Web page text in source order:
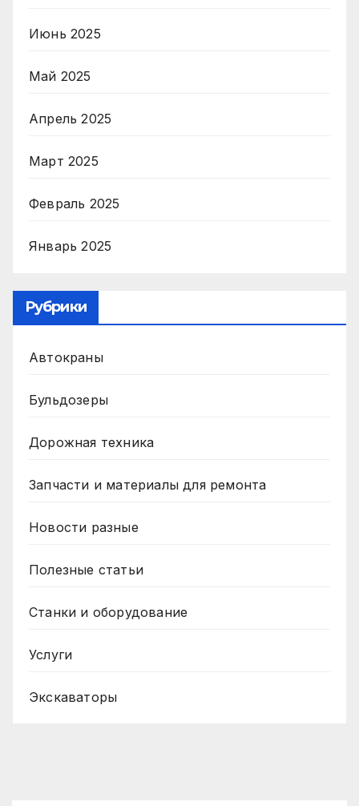
Июнь 2025
Май 2025
Апрель 2025
Март 2025
Февраль 2025
Январь 2025
Рубрики
Автокраны
Бульдозеры
Дорожная техника
Запчасти и материалы для ремонта
Новости разные
Полезные статьи
Станки и оборудование
Услуги
Экскаваторы